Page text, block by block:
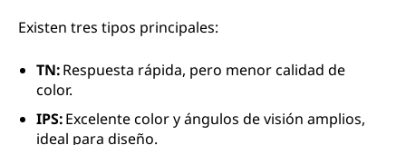
Existen tres tipos principales:
TN:Respuesta rápida, pero menor calidad de
color.
IPS:Excelente color y ángulos de visión amplios,
ideal para diseño.